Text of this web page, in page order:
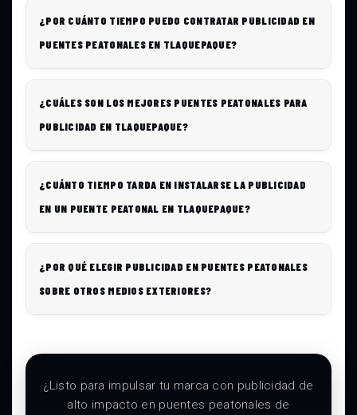
¿POR CUÁNTO TIEMPO PUEDO CONTRATAR PUBLICIDAD EN
PUENTES PEATONALES EN TLAQUEPAQUE?
¿CUÁLES SON LOS MEJORES PUENTES PEATONALES PARA
PUBLICIDAD EN TLAQUEPAQUE?
¿CUÁNTO TIEMPO TARDA EN INSTALARSE LA PUBLICIDAD
EN UN PUENTE PEATONAL EN TLAQUEPAQUE?
¿POR QUÉ ELEGIR PUBLICIDAD EN PUENTES PEATONALES
SOBRE OTROS MEDIOS EXTERIORES?
¿Listo para impulsar tu marca con publicidad de
alto impacto en puentes peatonales de